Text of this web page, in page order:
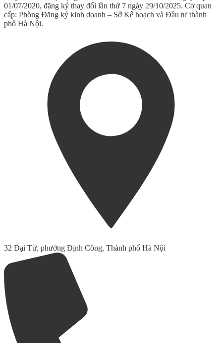
01/07/2020, đăng ký thay đổi lần thứ 7 ngày 29/10/2025. Cơ quan
cấp: Phòng Đăng ký kinh doanh – Sở Kế hoạch và Đầu tư thành
phố Hà Nội.
32 Đại Từ, phường Định Công, Thành phố Hà Nội